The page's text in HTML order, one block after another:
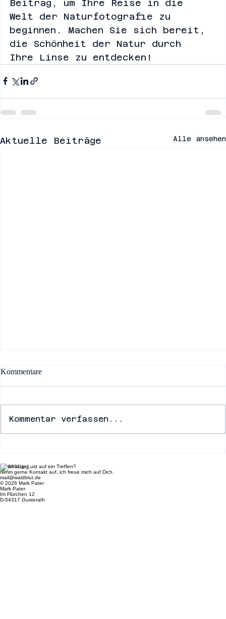
Nutzen Sie die Tipps in diesem
Beitrag, um Ihre Reise in die
Welt der Naturfotografie zu
beginnen. Machen Sie sich bereit,
die Schönheit der Natur durch
Die Schönheit der Tierwelt in Bildern festhalten
Kommentare
Kommentar verfassen...
Ideen oder Lust auf ein Treffen?
Nimm gerne Kontakt auf, ich freue mich auf Dich.
mail@waldblut.de
© 2026 Mark Pater